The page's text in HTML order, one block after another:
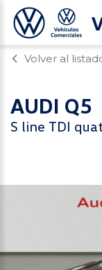
Volver al
AUDI Q5
S line TDI